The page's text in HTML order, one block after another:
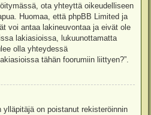
ota yhteyttä oikeudelliseen
Huomaa, että phpBB Limited ja
voi antaa lakineuvontaa ja eivät ole
lakiasioissa, lukuunottamatta
olla yhteydessä
tähän foorumiin liittyen?”.
on poistanut rekisteröinnin